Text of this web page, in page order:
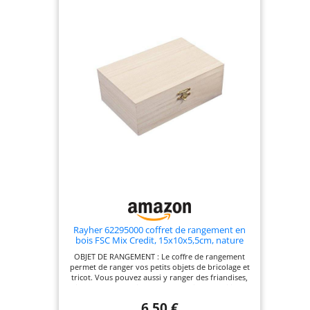
beaucoup d'espace de
rangement. Robuste et stable
Peut également être utilisé
comme banc confortable ou
table supplémentaire.
Dimensions : 77 x 49 x 45 cm.
Poids : 24 kg. Avec fixations
métalliques et charnière de
Rayher 62295000 coffret de rangement en
bois FSC Mix Credit, 15x10x5,5cm, nature
OBJET DE RANGEMENT : Le coffre de rangement
permet de ranger vos petits objets de bricolage et
tricot. Vous pouvez aussi y ranger des friandises,